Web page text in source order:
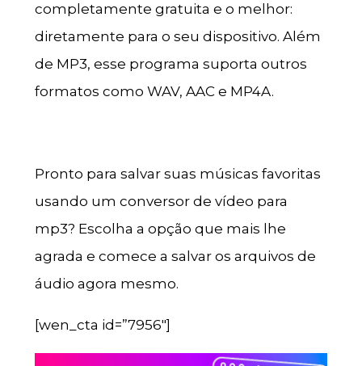
completamente gratuita e o melhor:
diretamente para o seu dispositivo. Além
de MP3, esse programa suporta outros
formatos como WAV, AAC e MP4A.
Pronto para salvar suas músicas favoritas
usando um conversor de vídeo para
mp3? Escolha a opção que mais lhe
agrada e comece a salvar os arquivos de
áudio agora mesmo.
[wen_cta id=”7956″]